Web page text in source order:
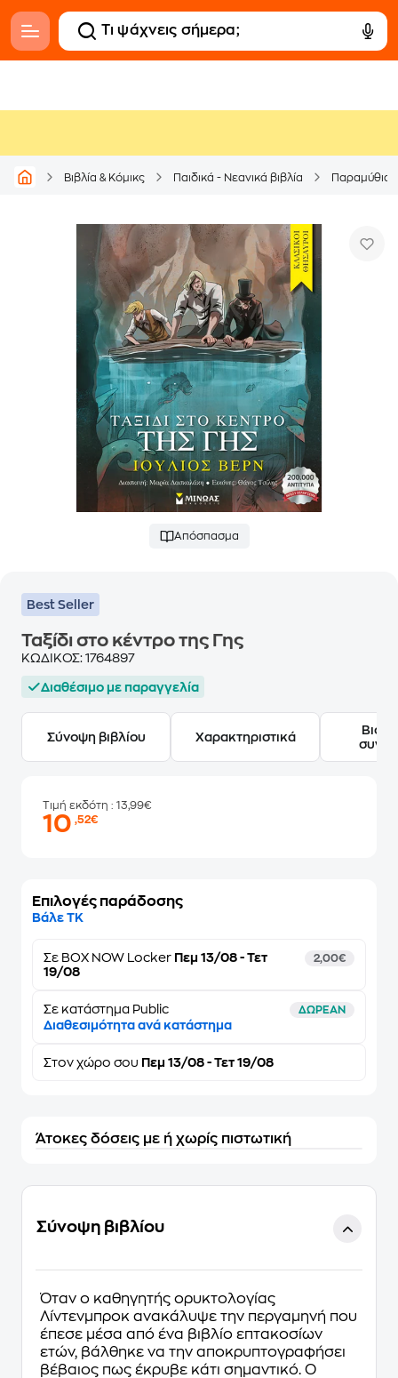
Βιβλία & Κόμικς Παιδικά - Νεανικά βιβλία Παραμύθια
Απόσπασμα
Best Seller
Ταξίδι στο κέντρο της Γης
ΚΩΔΙΚΟΣ: 1764897
Διαθέσιμο με παραγγελία
Σύνοψη βιβλίου Χαρακτηριστικά
Τιμή εκδότη : 13,99€
10,52€
Επιλογές παράδοσης
Βάλε ΤΚ
Σε BOX NOW Locker Πεμ 13/08 - Τετ
19/08
2,00€
Σε κατάστημα Public ΔΩΡΕΑΝ
Διαθεσιμότητα ανά κατάστημα
Στον χώρο σου Πεμ 13/08 - Τετ 19/08
Άτοκες δόσεις με ή χωρίς πιστωτική
Σύνοψη βιβλίου
Όταν ο καθηγητής ορυκτολογίας
Λίντενμπροκ ανακάλυψε την περγαμηνή που
έπεσε μέσα από ένα βιβλίο επτακοσίων
ετών, βάλθηκε να την αποκρυπτογραφήσει
βέβαιος πως έκρυβε κάτι σημαντικό. Ο